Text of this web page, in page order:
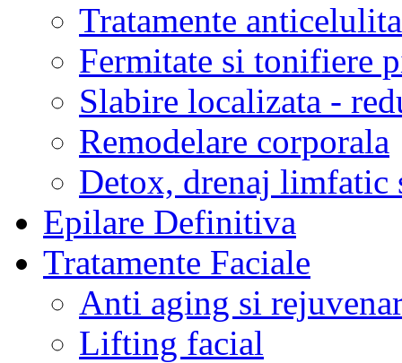
Tratamente anticelulita
Fermitate si tonifiere
Slabire localizata -
Remodelare corporala
Detox, drenaj limfatic
Epilare Definitiva
Tratamente Faciale
Anti aging si
Lifting facial